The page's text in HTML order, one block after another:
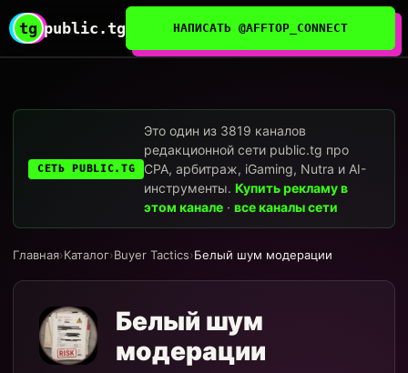
tg public.tg НАПИСАТЬ @AFFTOP_CONNECT
СЕТЬ PUBLIC.TG
Это один из 3819 каналов
редакционной сети public.tg про
CPA, арбитраж, iGaming, Nutra и AI-
инструменты.Купить рекламу в
этом канале ·все каналы сети
Главная›Каталог›Buyer Tactics›Белый шум модерации
Белый шум
модерации